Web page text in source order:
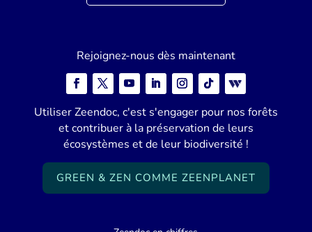
Rejoignez-nous dès maintenant
Utiliser Zeendoc, c'est s'engager pour nos forêts
et contribuer à la préservation de leurs
écosystèmes et de leur biodiversité !
GREEN & ZEN COMME ZEENPLANET